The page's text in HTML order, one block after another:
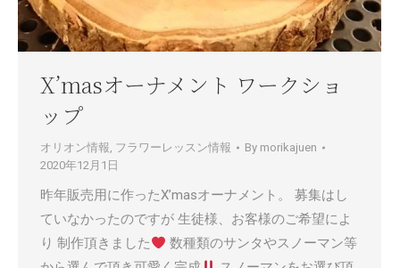
X’masオーナメント ワークショ
ップ
オリオン情報, フラワーレッスン情報 By morikajuen
2020年12月1日
昨年販売用に作ったX’masオーナメント。 募集はし
ていなかったのですが 生徒様、お客様のご希望によ
り 制作頂きました
数種類のサンタやスノーマン等